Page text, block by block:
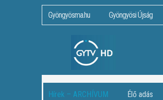
Gyöngyösma.hu Gyöngyösi Újság
Hírek – ARCHÍVUM Élő adás